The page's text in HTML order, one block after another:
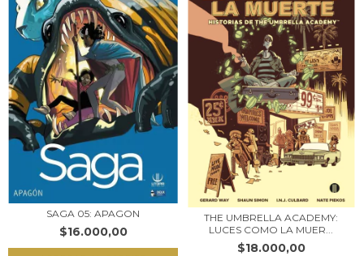
SAGA 05: APAGON
$16.000,00
THE UMBRELLA ACADEMY:
LUCES COMO LA MUER...
$18.000,00